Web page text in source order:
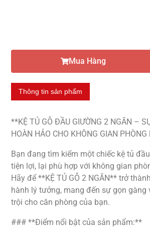
Mua Hàng
Thông tin sản phẩm
**KỆ TỦ GỖ ĐẦU GIƯỜNG 2 NGĂN –
HOÀN HẢO CHO KHÔNG GIAN
Bạn đang tìm kiếm một chiếc kệ tủ
tiện lợi, lại phù hợp với không gian
Hãy để **KỆ TỦ GỖ 2 NGĂN** trở
hành lý tưởng, mang đến sự gọn
trội cho căn phòng của bạn.
### **Điểm nổi bật của sản phẩm:**